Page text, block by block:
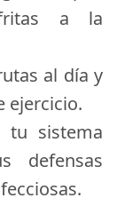
a la
al día y
ejercicio.
tu sistema
defensas